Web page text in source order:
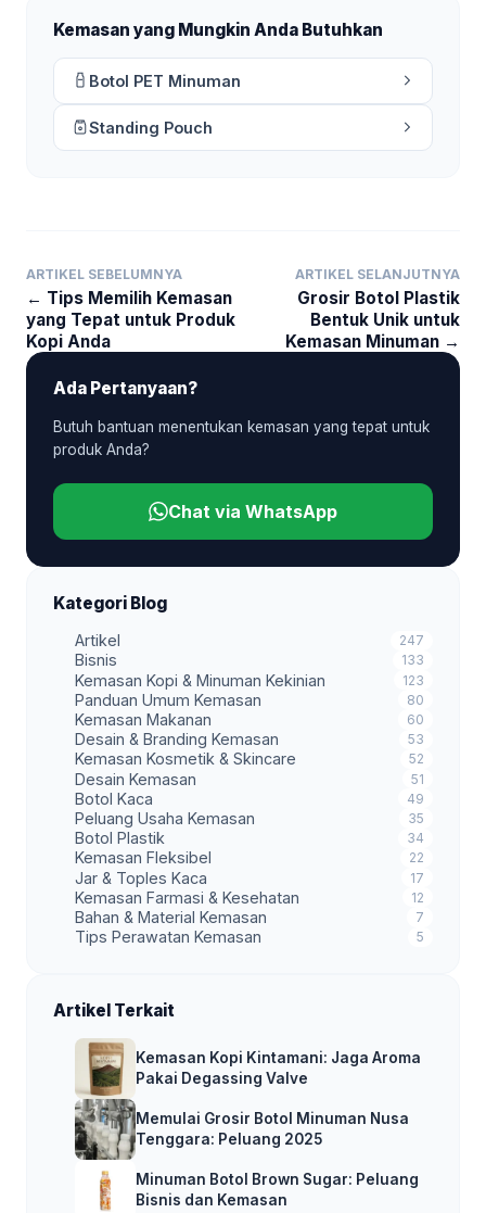
Kemasan yang Mungkin Anda Butuhkan
Botol PET Minuman
Standing Pouch
ARTIKEL SEBELUMNYA
← Tips Memilih Kemasan
yang Tepat untuk Produk
Kopi Anda
ARTIKEL SELANJUTNYA
Grosir Botol Plastik
Bentuk Unik untuk
Kemasan Minuman →
Ada Pertanyaan?
Butuh bantuan menentukan kemasan yang tepat untuk
produk Anda?
Chat via WhatsApp
Kategori Blog
Artikel 247
Bisnis 133
Kemasan Kopi & Minuman Kekinian 123
Panduan Umum Kemasan 80
Kemasan Makanan 60
Desain & Branding Kemasan 53
Kemasan Kosmetik & Skincare 52
Desain Kemasan 51
Botol Kaca 49
Peluang Usaha Kemasan 35
Botol Plastik 34
Kemasan Fleksibel 22
Jar & Toples Kaca 17
Kemasan Farmasi & Kesehatan 12
Bahan & Material Kemasan 7
Tips Perawatan Kemasan 5
Artikel Terkait
Kemasan Kopi Kintamani: Jaga Aroma
Pakai Degassing Valve
Memulai Grosir Botol Minuman Nusa
Tenggara: Peluang 2025
Minuman Botol Brown Sugar: Peluang
Bisnis dan Kemasan